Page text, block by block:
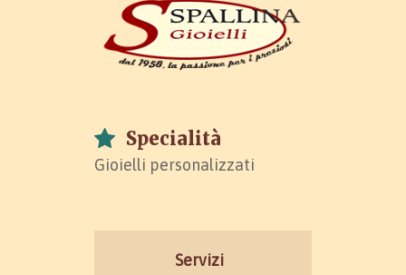
Specialità
Gioielli personalizzati
Servizi